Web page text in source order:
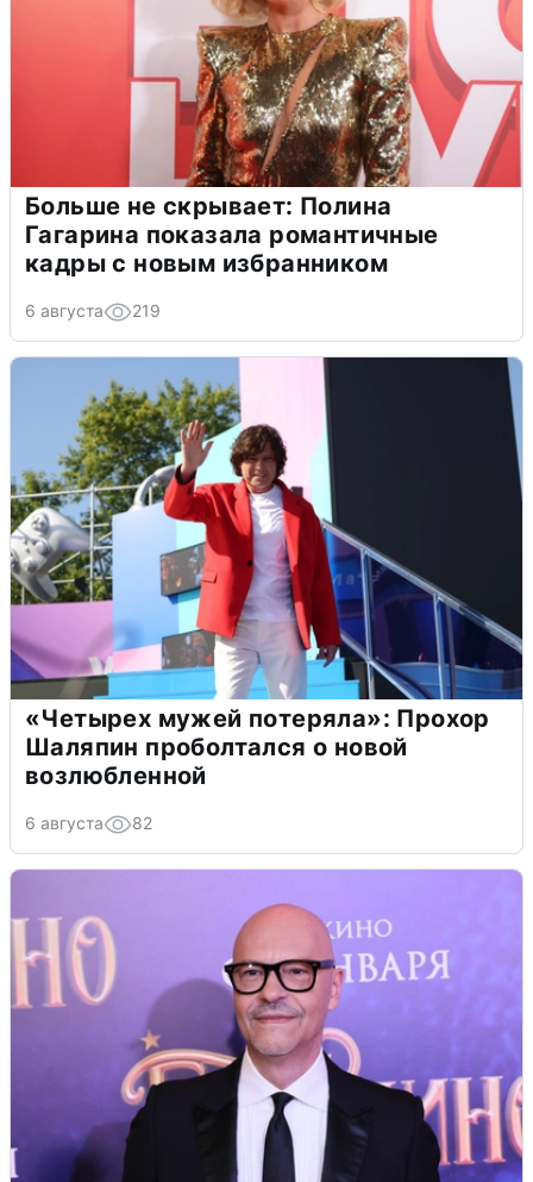
Больше не скрывает: Полина
Гагарина показала романтичные
кадры с новым избранником
6 августа 219
«Четырех мужей потеряла»: Прохор
Шаляпин проболтался о новой
возлюбленной
6 августа 82